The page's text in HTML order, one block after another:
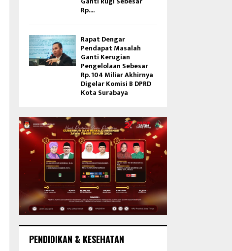
Rp....
Rapat Dengar
Pendapat Masalah
Ganti Kerugian
Pengelolaan Sebesar
Rp. 104 Miliar Akhirnya
Digelar Komisi B DPRD
Kota Surabaya
PENDIDIKAN & KESEHATAN